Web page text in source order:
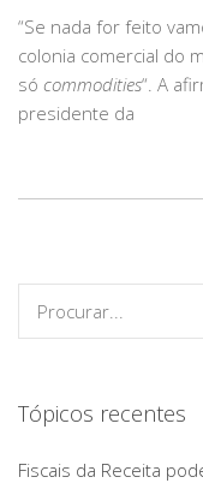
“Se nada for feito
colonia comercial do
só commodities“. A
presidente da
Tópicos recentes
Fiscais da Receita